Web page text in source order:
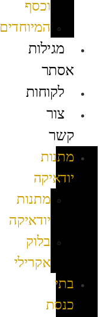
וכסף
המיוחדים
מגילות
אסתר
לקוחות
צור
קשר
מתנות
יודאיקה
מתנות
יודאיקה
בלוק
אקרילי
בתי
כנסת